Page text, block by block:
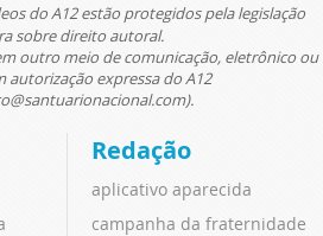
do A12 estão protegidos pela legislação
sobre direito autoral.
outro meio de comunicação, eletrônico ou
autorização expressa do A12
Redação
aplicativo aparecida
campanha da fraternidade